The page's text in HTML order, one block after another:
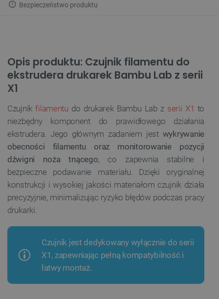
Bezpieczeństwo produktu
Opis produktu: Czujnik filamentu do
ekstrudera drukarek Bambu Lab z serii
X1
Czujnikfilamentu do drukarek Bambu Lab z serii X1 to
niezbędny komponent do prawidłowego działania
ekstrudera. Jego głównym zadaniem jest wykrywanie
obecności filamentu oraz monitorowanie pozycji
dźwigni noża tnącego, co zapewnia stabilne i
bezpieczne podawanie materiału. Dzięki oryginalnej
konstrukcji i wysokiej jakości materiałom czujnik działa
precyzyjnie, minimalizując ryzyko błędów podczas pracy
drukarki.
Czujnik jest dedykowany wyłącznie do serii
X1, zapewniając pełną kompatybilność i
łatwy montaż.